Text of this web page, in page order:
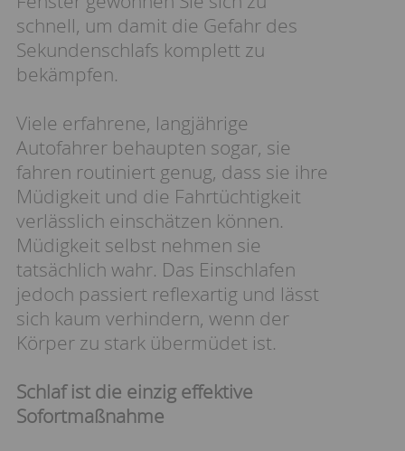
schnell, um damit die Gefahr des
Sekundenschlafs komplett zu
bekämpfen.
Viele erfahrene, langjährige
Autofahrer behaupten sogar, sie
fahren routiniert genug, dass sie ihre
Müdigkeit und die Fahrtüchtigkeit
verlässlich einschätzen können.
Müdigkeit selbst nehmen sie
tatsächlich wahr. Das Einschlafen
jedoch passiert reflexartig und lässt
sich kaum verhindern, wenn der
Körper zu stark übermüdet ist.
Schlaf ist die einzig effektive
Sofortmaßnahme